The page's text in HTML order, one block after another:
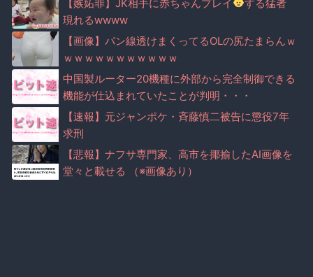
【嫉妬罪】JK相手に赤ちゃんプレイ
する猛者
現れるwwww
【画像】パン線透けまくってるOLの尻たまらんｗ
ｗｗｗｗｗｗｗｗｗｗｗ
中国製ルーター20機種に外部から完全制御できる
機能が仕込まれていたことが判明・・・
【速報】元ジャンポケ・斉藤慎二被告に懲役7年
求刑
【悲報】ナフサ専門家、高市を揶揄したAI画像を
堂々と載せる （※画像あり）